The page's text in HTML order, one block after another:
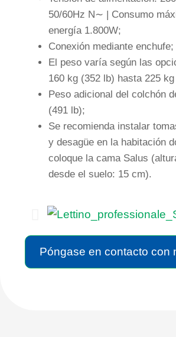
50/60Hz N∼ | Consumo
energía 1.800W;
Conexión mediante enchufe;
El peso varía según las
160 kg (352 lb) hasta 225
Peso adicional del colchón
(491 lb);
Se recomienda instalar
y desagüe en la habitación
coloque la cama Salus
desde el suelo: 15 cm).
Póngase en contacto con